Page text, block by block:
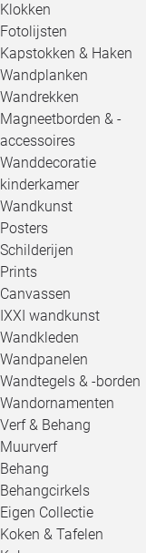
Klokken
Fotolijsten
Kapstokken & Haken
Wandplanken
Wandrekken
Magneetborden & -
accessoires
Wanddecoratie
kinderkamer
Wandkunst
Posters
Schilderijen
Prints
Canvassen
IXXI wandkunst
Wandkleden
Wandpanelen
Wandtegels & -borden
Wandornamenten
Verf & Behang
Muurverf
Behang
Behangcirkels
Eigen Collectie
Koken & Tafelen